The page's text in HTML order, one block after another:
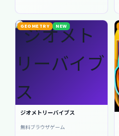
GEOMETRY NEW
ジオメトリーバイブス
無料ブラウザゲーム